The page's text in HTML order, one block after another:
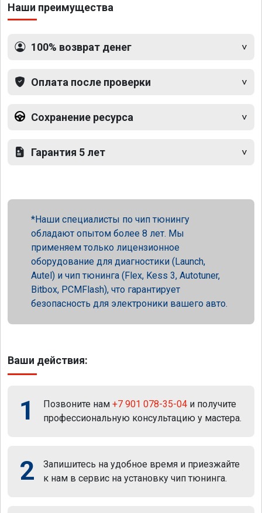
Наши преимущества
100% возврат денег
Оплата после проверки
Сохранение ресурса
Гарантия 5 лет
Наши специалисты по чип тюнингу
обладают опытом более 8 лет. Мы
применяем только лицензионное
оборудование для диагностики (Launch,
Autel) и чип тюнинга (Flex, Kess 3, Autotuner,
Bitbox, PCMFlash), что гарантирует
безопасность для электроники вашего авто.
Ваши действия:
1 Позвоните нам +7 901 078-35-04 и получите
профессиональную консультацию у мастера.
2
Запишитесь на удобное время и приезжайте
к нам в сервис на установку чип тюнинга.